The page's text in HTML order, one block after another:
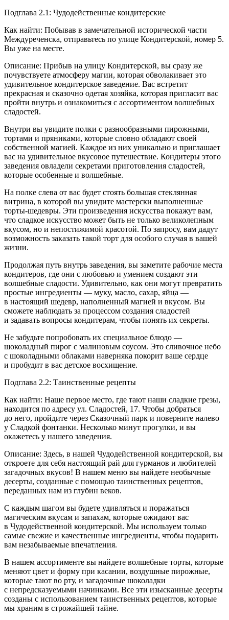
Подглава 2.1: Чудодейственные кондитерские
Как найти: Побывав в замечательной исторической части
Междуреченска, отправьтесь по улице Кондитерской, номер 5.
Вы уже на месте.
Описание: Прибыв на улицу Кондитерской, вы сразу же
почувствуете атмосферу магии, которая обволакивает это
удивительное кондитерское заведение. Вас встретит
прекрасная и сказочно одетая хозяйка, которая пригласит вас
пройти внутрь и ознакомиться с ассортиментом волшебных
сладостей.
Внутри вы увидите полки с разнообразными пирожными,
тортами и пряниками, которые словно обладают своей
собственной магией. Каждое из них уникально и приглашает
вас на удивительное вкусовое путешествие. Кондитеры этого
заведения овладели секретами приготовления сладостей,
которые особенные и волшебные.
На полке слева от вас будет стоять большая стеклянная
витрина, в которой вы увидите мастерски выполненные
торты-шедевры. Эти произведения искусства покажут вам,
что сладкое искусство может быть не только великолепным
вкусом, но и непостижимой красотой. По запросу, вам дадут
возможность заказать такой торт для особого случая в вашей
жизни.
Продолжая путь внутрь заведения, вы заметите рабочие места
кондитеров, где они с любовью и умением создают эти
волшебные сладости. Удивительно, как они могут превратить
простые ингредиенты — муку, масло, сахар, яйца —
в настоящий шедевр, наполненный магией и вкусом. Вы
сможете наблюдать за процессом создания сладостей
и задавать вопросы кондитерам, чтобы понять их секреты.
Не забудьте попробовать их специальное блюдо —
шоколадный пирог с малиновым соусом. Это сливочное небо
с шоколадными облаками наверняка покорит ваше сердце
и пробудит в вас детское восхищение.
Подглава 2.2: Таинственные рецепты
Как найти: Наше первое место, где тают наши сладкие грезы,
находится по адресу ул. Сладостей, 17. Чтобы добраться
до него, пройдите через Сказочный парк и поверните налево
у Сладкой фонтанки. Несколько минут прогулки, и вы
окажетесь у нашего заведения.
Описание: Здесь, в нашей Чудодейственной кондитерской, вы
откроете для себя настоящий рай для гурманов и любителей
загадочных вкусов! В нашем меню вы найдете необычные
десерты, созданные с помощью таинственных рецептов,
переданных нам из глубин веков.
С каждым шагом вы будете удивляться и поражаться
магическим вкусам и запахам, которые ожидают вас
в Чудодейственной кондитерской. Мы используем только
самые свежие и качественные ингредиенты, чтобы подарить
вам незабываемые впечатления.
В нашем ассортименте вы найдете волшебные торты, которые
меняют цвет и форму при касании, воздушные пирожные,
которые тают во рту, и загадочные шоколадки
с непредсказуемыми начинками. Все эти изысканные десерты
созданы с использованием таинственных рецептов, которые
мы храним в строжайшей тайне.